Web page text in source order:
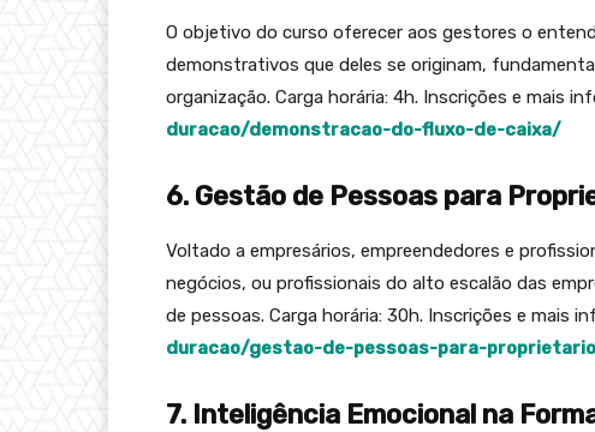
O objetivo do curso oferecer aos gestores o
demonstrativos que deles se originam,
organização. Carga horária: 4h. Inscrições e mais
duracao/demonstracao-do-fluxo-de-caixa/
6. Gestão de Pessoas para
Voltado a empresários, empreendedores e
negócios, ou profissionais do alto escalão das
de pessoas. Carga horária: 30h. Inscrições e mais
duracao/gestao-de-pessoas-para-
7. Inteligência Emocional na